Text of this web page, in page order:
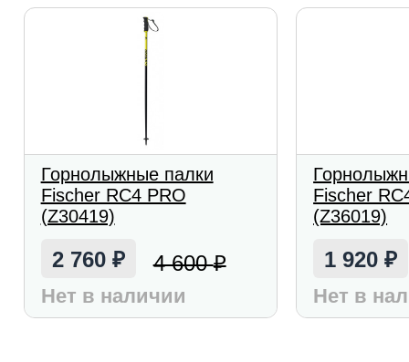
Горнолыжные палки
Fischer RC4 PRO
(Z30419)
2 760 ₽ 4 600₽
Нет в наличии
Fischer
(Z36019)
1 920₽
Нет в